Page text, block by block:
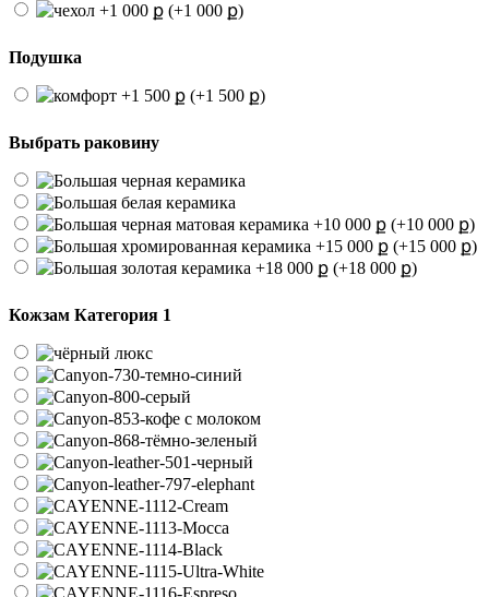
(+1 000 ք)
Подушка
(+1 500 ք)
Выбрать раковину
(+10 000 ք)
(+15 000 ք)
(+18 000 ք)
Кожзам Категория 1